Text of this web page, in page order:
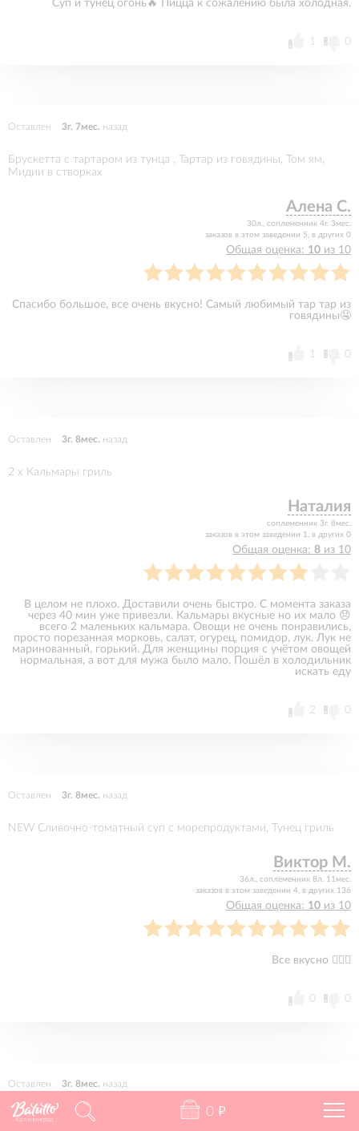
Суп и тунец огонь🔥 Пицца к сожалению была холодная.
1 0
Оставлен 3г. 7мес. назад
Брускетта с тартаром из тунца , Тартар из говядины, Том ям,
Мидии в створках
Алена С.
30л., соплеменник 4г. 3мес.
заказов в этом заведении 5, в других 0
Общая оценка: 10 из 10
Спасибо большое, все очень вкусно! Самый любимый тар тар из
говядины🤤
1 0
Оставлен 3г. 8мес. назад
2 x Кальмары гриль
Наталия
соплеменник 3г. 8мес.
заказов в этом заведении 1, в других 0
Общая оценка: 8 из 10
В целом не плохо. Доставили очень быстро. С момента заказа
через 40 мин уже привезли. Кальмары вкусные но их мало 😞
всего 2 маленьких кальмара. Овощи не очень понравились,
просто порезанная морковь, салат, огурец, помидор, лук. Лук не
маринованный, горький. Для женщины порция с учётом овощей
нормальная, а вот для мужа было мало. Пошёл в холодильник
искать еду
2 0
Оставлен 3г. 8мес. назад
NEW Сливочно-томатный суп с морепродуктами, Тунец гриль
Виктор М.
36л., соплеменник 8л. 11мес.
заказов в этом заведении 4, в других 136
Общая оценка: 10 из 10
Все вкусно 👍🏻🔥
0 0
Оставлен 3г. 8мес. назад
Салат с баклажанами, NEW Салат с ростбифом и печеными
Калининград
0 "